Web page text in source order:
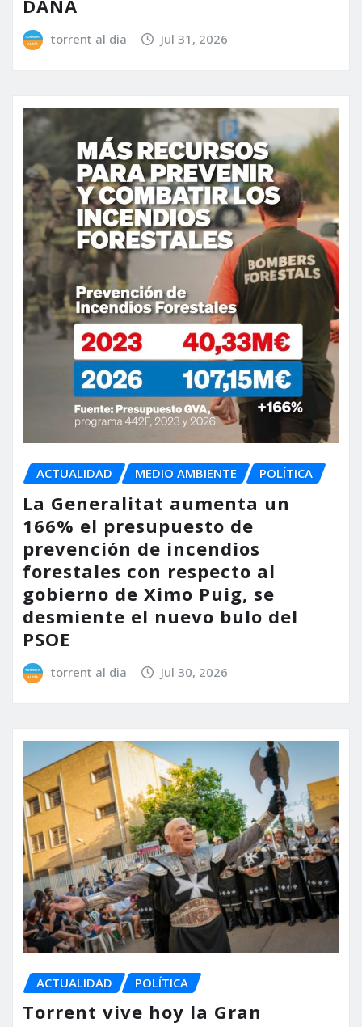
DANA
torrent al dia Jul 31, 2026
ACTUALIDAD MEDIO AMBIENTE POLÍTICA
La Generalitat aumenta un
166% el presupuesto de
prevención de incendios
forestales con respecto al
gobierno de Ximo Puig, se
desmiente el nuevo bulo del
PSOE
torrent al dia Jul 30, 2026
ACTUALIDAD POLÍTICA
Torrent vive hoy la Gran